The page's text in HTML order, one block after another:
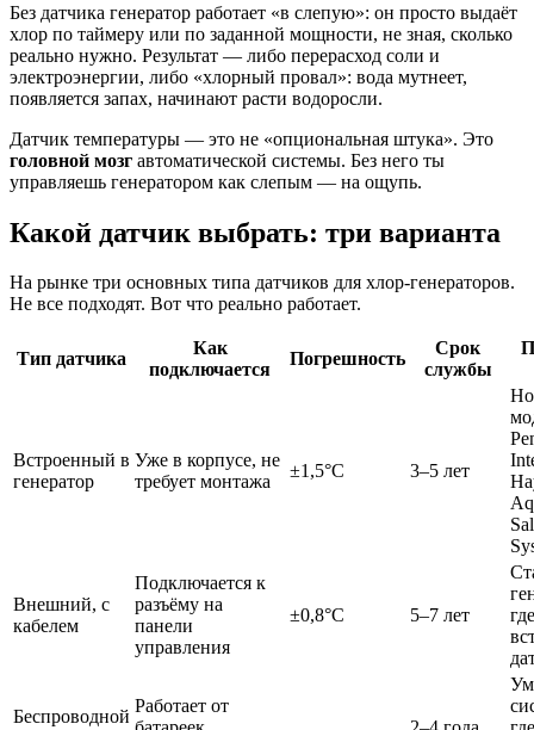
Без датчика генератор работает «в слепую»: он просто выдаёт
хлор по таймеру или по заданной мощности, не зная, сколько
реально нужно. Результат — либо перерасход соли и
электроэнергии, либо «хлорный провал»: вода мутнеет,
появляется запах, начинают расти водоросли.
Датчик температуры — это не «опциональная штука». Это
головной мозг автоматической системы. Без него ты
управляешь генератором как слепым — на ощупь.
Какой датчик выбрать: три варианта
На рынке три основных типа датчиков для хлор-генераторов.
Не все подходят. Вот что реально работает.
Тип датчика
Как
подключается
Погрешность
Срок
службы
Встроенный в
генератор
Уже в корпусе, не
требует монтажа
±1,5°C 3–5 лет
Внешний, с
кабелем
Подключается к
разъёму на
панели
управления
±0,8°C 5–7 лет
Беспроводной
Работает от